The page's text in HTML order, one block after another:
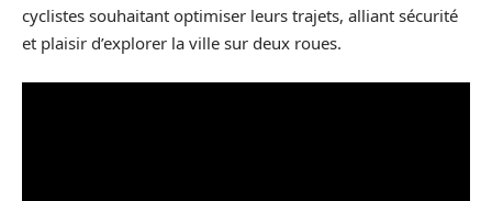
cyclistes souhaitant optimiser leurs trajets, alliant sécurité
et plaisir d’explorer la ville sur deux roues.